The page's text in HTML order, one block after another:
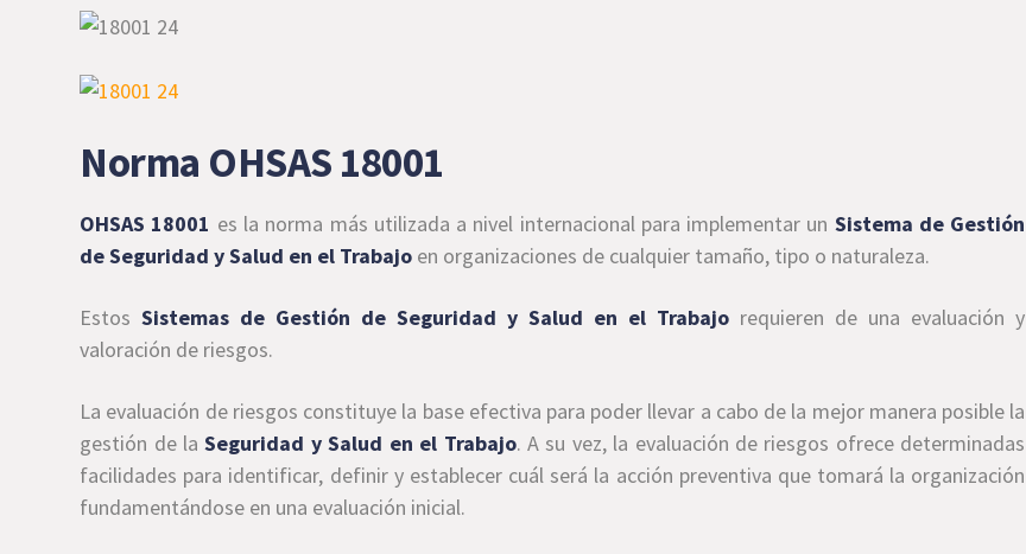
Norma OHSAS 18001
OHSAS 18001 es la norma más utilizada a nivel internacional para implementar un Sistema de Gestión
de Seguridad y Salud en el Trabajo en organizaciones de cualquier tamaño, tipo o naturaleza.
EstosSistemas de Gestión de Seguridad y Salud en el Trabajo requieren de una evaluación y
valoración de riesgos.
La evaluación de riesgos constituye la base efectiva para poder llevar a cabo de la mejor manera posible la
gestión de laSeguridad y Salud en el Trabajo. A su vez, la evaluación de riesgos ofrece determinadas
facilidades para identificar, definir y establecer cuál será la acción preventiva que tomará la organización
fundamentándose en una evaluación inicial.